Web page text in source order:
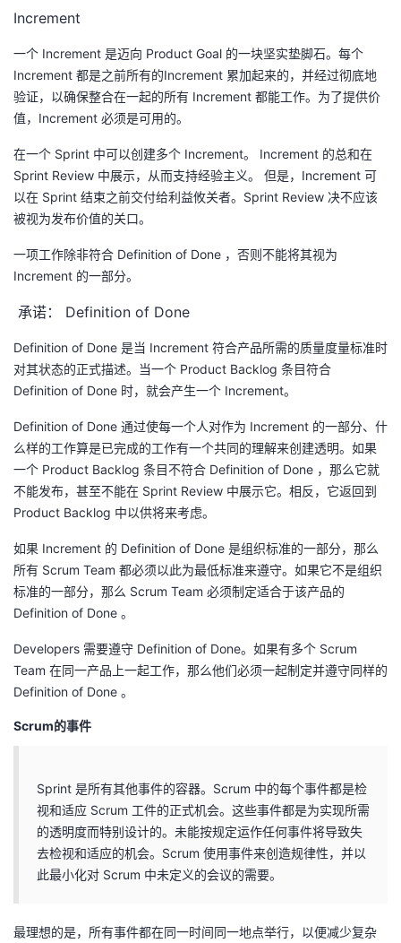
Increment
一个 Increment 是迈向 Product Goal 的一块坚实垫脚石。每个
Increment 都是之前所有的Increment 累加起来的，并经过彻底地
验证，以确保整合在一起的所有 Increment 都能工作。为了提供价
值，Increment 必须是可用的。
在一个 Sprint 中可以创建多个 Increment。 Increment 的总和在
Sprint Review 中展示，从而支持经验主义。 但是，Increment 可
以在 Sprint 结束之前交付给利益攸关者。Sprint Review 决不应该
被视为发布价值的关口。
一项工作除非符合 Definition of Done ，否则不能将其视为
Increment 的一部分。
承诺： Definition of Done
Definition of Done 是当 Increment 符合产品所需的质量度量标准时
对其状态的正式描述。当一个 Product Backlog 条目符合
Definition of Done 时，就会产生一个 Increment。
Definition of Done 通过使每一个人对作为 Increment 的一部分、什
么样的工作算是已完成的工作有一个共同的理解来创建透明。如果
一个 Product Backlog 条目不符合 Definition of Done ，那么它就
不能发布，甚至不能在 Sprint Review 中展示它。相反，它返回到
Product Backlog 中以供将来考虑。
如果 Increment 的 Definition of Done 是组织标准的一部分，那么
所有 Scrum Team 都必须以此为最低标准来遵守。如果它不是组织
标准的一部分，那么 Scrum Team 必须制定适合于该产品的
Definition of Done 。
Developers 需要遵守 Definition of Done。如果有多个 Scrum
Team 在同一产品上一起工作，那么他们必须一起制定并遵守同样的
Definition of Done 。
Scrum的事件
Sprint 是所有其他事件的容器。Scrum 中的每个事件都是检
视和适应 Scrum 工件的正式机会。这些事件都是为实现所需
的透明度而特别设计的。未能按规定运作任何事件将导致失
去检视和适应的机会。Scrum 使用事件来创造规律性，并以
此最小化对 Scrum 中未定义的会议的需要。
最理想的是，所有事件都在同一时间同一地点举行，以便减少复杂